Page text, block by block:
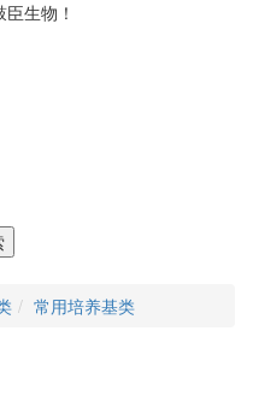
生物！
常用培养基类